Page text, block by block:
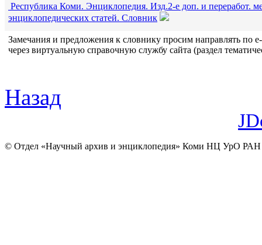
Республика Коми. Энциклопедия. Изд.2-е доп. и переработ.
энциклопедических статей. Словник
Замечания и предложения к словнику просим направлять по
через виртуальную справочную службу сайта (раздел
Назад
© Отдел «Научный архив и энциклопедия» Коми НЦ УрО РАН